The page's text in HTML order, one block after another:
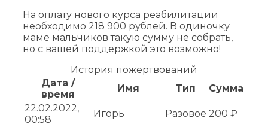
На оплату нового курса реабилитации
необходимо 218 900 рублей. В одиночку
маме мальчиков такую сумму не собрать,
но с вашей поддержкой это возможно!
История пожертвований
Дата /
время
Имя Тип
Сумма
22.02.2022,
00:58
Игорь Разовое 200 ₽